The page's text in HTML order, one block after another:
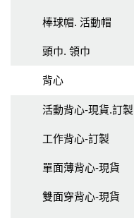
棒球帽. 活動帽
頭巾. 領巾
背心
活動背心-現貨.訂製
工作背心-訂製
單面薄背心-現貨
雙面穿背心-現貨